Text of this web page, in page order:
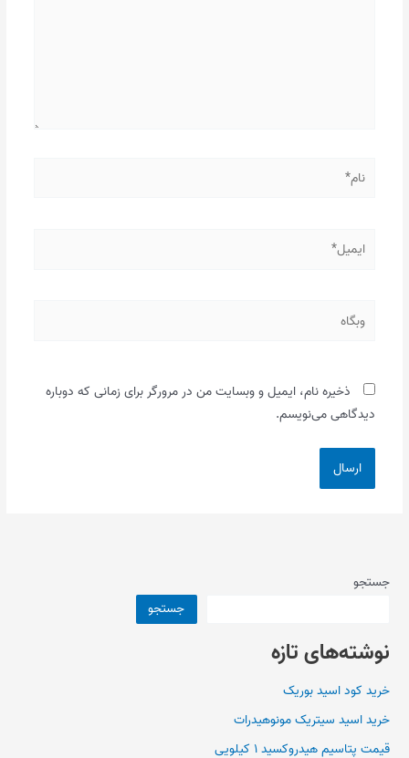
وبگاه
ذخیره نام، ایمیل و وبسایت من در مرورگر برای زمانی که دوباره
دیدگاهی می‌نویسم.
جستجو
جستجو
نوشته‌های تازه
خرید کود اسید بوریک
خرید اسید سیتریک مونوهیدرات
قیمت پتاسیم هیدروکسید ۱ کیلویی